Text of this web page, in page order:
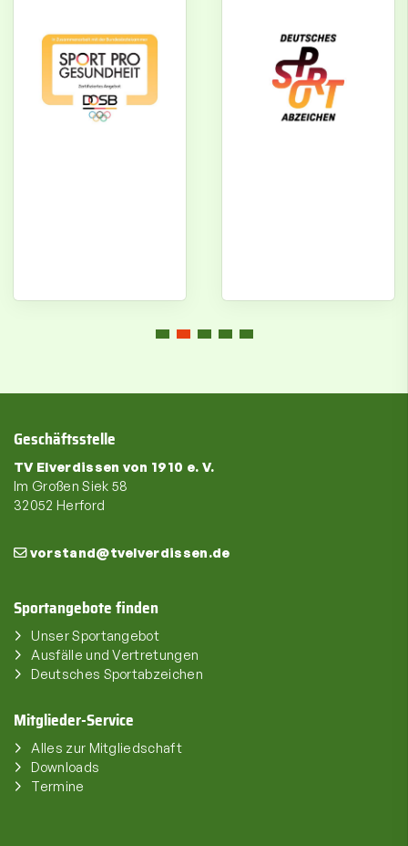
Geschäftsstelle
TV Elverdissen von 1910 e. V.
Im Großen Siek 58
32052 Herford
vorstand@tvelverdissen.de
Sportangebote finden
Unser Sportangebot
Ausfälle und Vertretungen
Deutsches Sportabzeichen
Mitglieder-Service
Alles zur Mitgliedschaft
Downloads
Termine